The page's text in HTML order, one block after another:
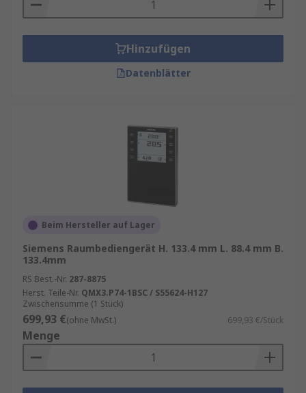
Hinzufügen
Datenblätter
Beim Hersteller auf Lager
Siemens Raumbediengerät H. 133.4 mm L. 88.4 mm B.
133.4mm
RS Best.-Nr. 287-8875
Herst. Teile-Nr. QMX3.P74-1BSC / S55624-H127
Zwischensumme (1 Stück)
699,93 €(ohne MwSt.) 699,93 €/Stück
Menge